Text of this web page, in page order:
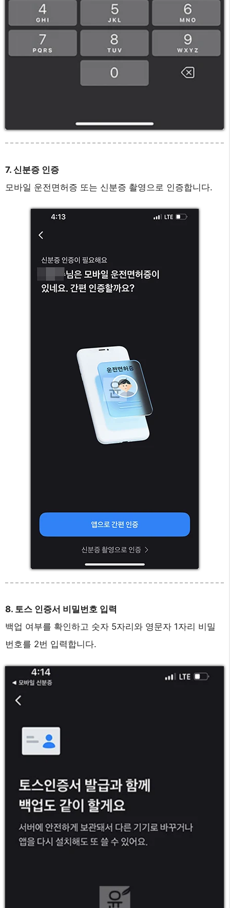
7. 신분증 인증
모바일 운전면허증 또는 신분증 촬영으로 인증합니다.
8. 토스 인증서 비밀번호 입력
백업 여부를 확인하고 숫자 5자리와 영문자 1자리 비밀
번호를 2번 입력합니다.